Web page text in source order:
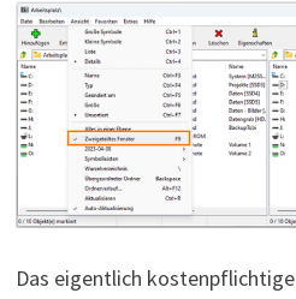
Das eigentlich kostenpflichtige